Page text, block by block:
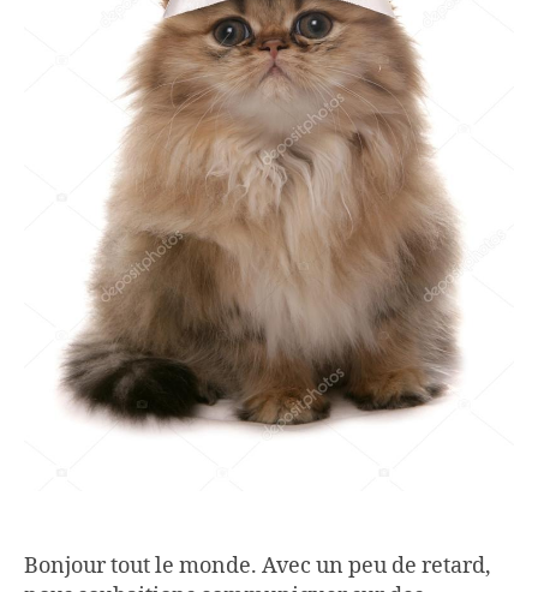
Bonjour tout le monde. Avec un peu de retard,